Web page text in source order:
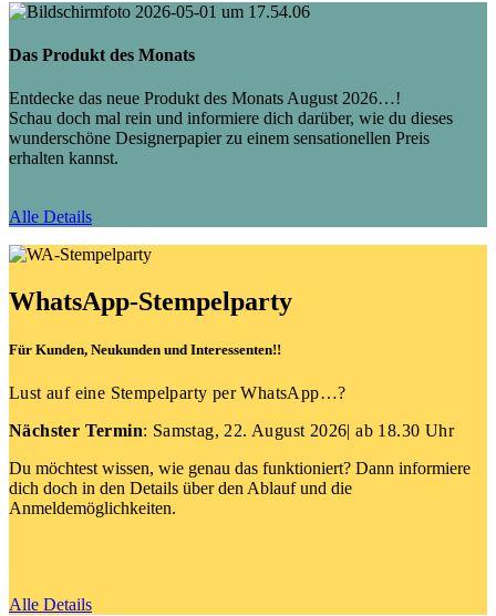
Das Produkt des Monats
Entdecke das neue Produkt des Monats August 2026…!
Schau doch mal rein und informiere dich darüber, wie du dieses
wunderschöne Designerpapier zu einem sensationellen Preis
erhalten kannst.
Alle Details
WhatsApp-Stempelparty
Für Kunden, Neukunden und Interessenten!!
Lust auf eine Stempelparty per WhatsApp…?
Nächster Termin: Samstag, 22. August 2026| ab 18.30 Uhr
Du möchtest wissen, wie genau das funktioniert? Dann informiere
dich doch in den Details über den Ablauf und die
Anmeldemöglichkeiten.
Alle Details